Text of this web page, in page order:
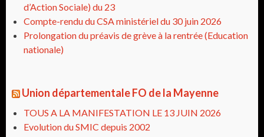
d’Action Sociale) du 23
Compte-rendu du CSA ministériel du 30 juin 2026
Prolongation du préavis de grève à la rentrée (Education
nationale)
Union départementale FO de la Mayenne
TOUS A LA MANIFESTATION LE 13 JUIN 2026
Evolution du SMIC depuis 2002